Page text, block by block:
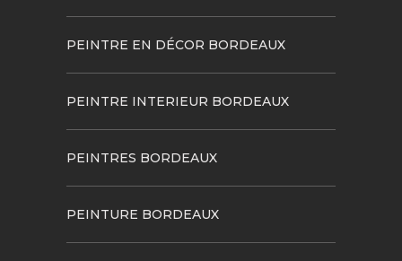
PEINTRE EN DÉCOR BORDEAUX
PEINTRE INTERIEUR BORDEAUX
PEINTRES BORDEAUX
PEINTURE BORDEAUX